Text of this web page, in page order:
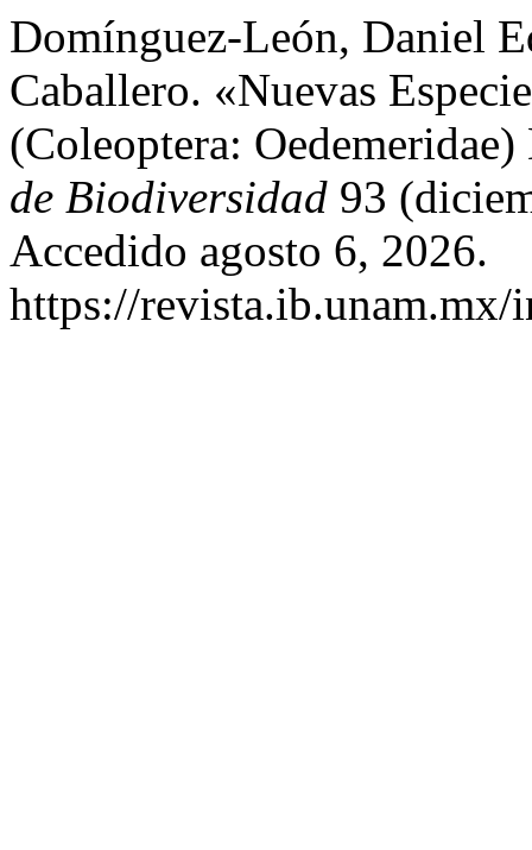
Domínguez-León, Daniel
Caballero. «Nuevas
(Coleoptera:
de Biodiversidad 93
Accedido agosto 6, 2026.
https://